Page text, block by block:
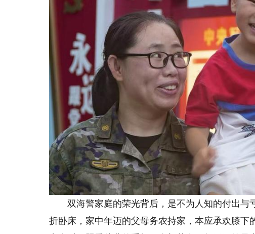
双海警家庭的荣光背后，是不为人知的付出与
折卧床，家中年迈的父母务农持家，本应承欢膝